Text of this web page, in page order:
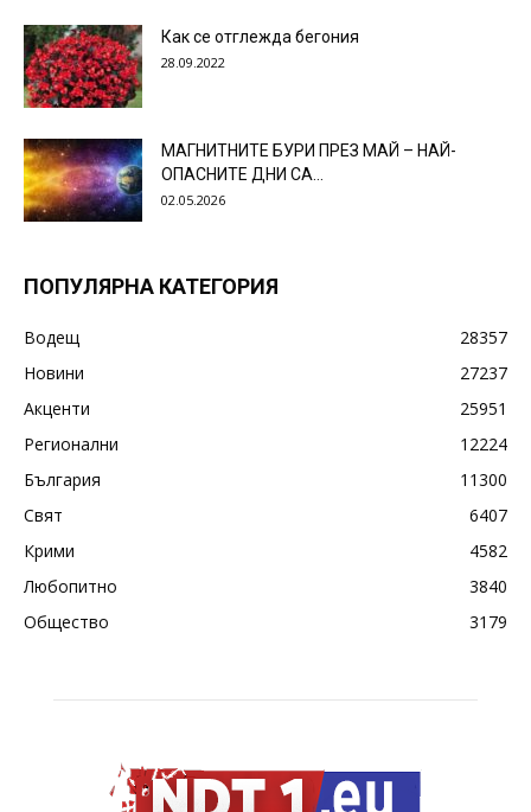
Как се отглежда бегония
28.09.2022
МАГНИТНИТЕ БУРИ ПРЕЗ МАЙ – НАЙ-
ОПАСНИТЕ ДНИ СА…
02.05.2026
ПОПУЛЯРНА КАТЕГОРИЯ
Водещ
28357
Новини
27237
Акценти
25951
Регионални
12224
България
11300
Свят
6407
Крими
4582
Любопитно
3840
Общество
3179